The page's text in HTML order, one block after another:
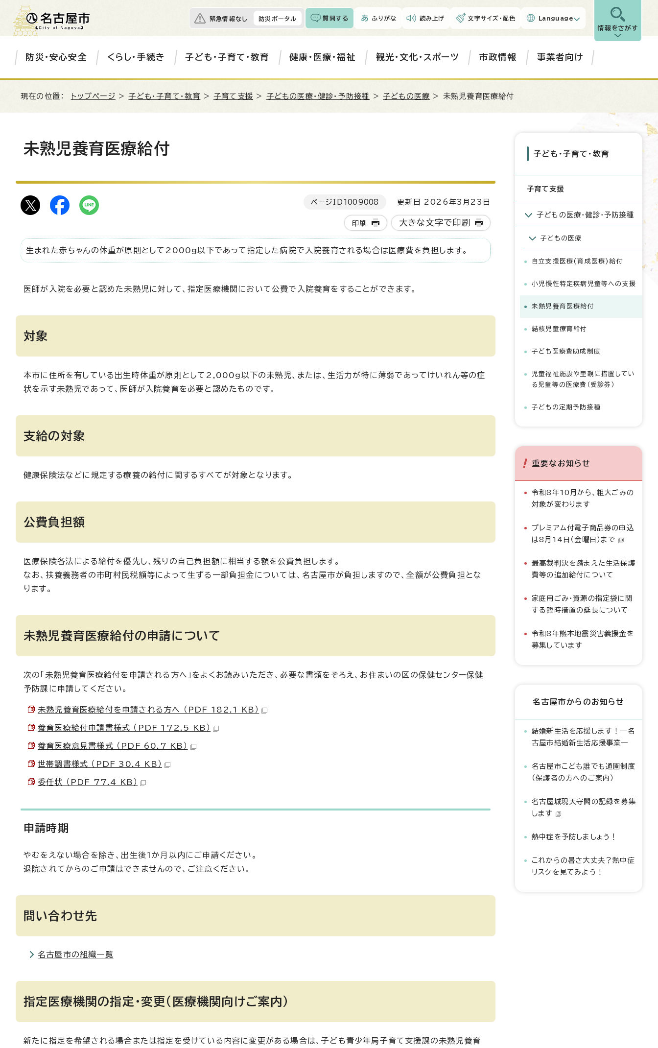
緊急情報なし 防災ポータル 質問する ふりがな 読み上げ 文字サイズ・配色 Language
情報をさがす
防災・安心安全 くらし・手続き 子ども・子育て・教育 健康・医療・福祉 観光・文化・スポーツ 市政情報 事業者向け
現在の位置： トップページ >子ども・子育て・教育 >子育て支援 > 子どもの医療・健診・予防接種 >子どもの医療 > 未熟児養育医療給付
未熟児養育医療給付
ページID 1009008 更新日 2026年3月23日
印刷 大きな文字で印刷
生まれた赤ちゃんの体重が原則として2000g以下であって指定した病院で入院養育される場合は医療費を負担します。
医師が入院を必要と認めた未熟児に対して、指定医療機関において公費で入院養育をすることができます。
対象
本市に住所を有している出生時体重が原則として2,000g以下の未熟児、または、生活力が特に薄弱であってけいれん等の症
状を示す未熟児であって、医師が入院養育を必要と認めたものです。
支給の対象
健康保険法などに規定する療養の給付に関するすべてが対象となります。
公費負担額
医療保険各法による給付を優先し、残りの自己負担額に相当する額を公費負担します。
なお、扶養義務者の市町村民税額等によって生ずる一部負担金については、名古屋市が負担しますので、全額が公費負担とな
ります。
未熟児養育医療給付の申請について
次の「未熟児養育医療給付を申請される方へ」をよくお読みいただき、必要な書類をそろえ、お住まいの区の保健センター保健
予防課に申請してください。
未熟児養育医療給付を申請される方へ （PDF 182.1 KB）
養育医療給付申請書様式 （PDF 172.5 KB）
養育医療意見書様式 （PDF 60.7 KB）
世帯調書様式 （PDF 30.4 KB）
委任状 （PDF 77.4 KB）
申請時期
やむをえない場合を除き、出生後1か月以内にご申請ください。
退院されてからのご申請はできませんので、ご注意ください。
問い合わせ先
名古屋市の組織一覧
指定医療機関の指定・変更（医療機関向けご案内）
新たに指定を希望される場合または指定を受けている内容に変更がある場合は、子ども青少年局子育て支援課の未熟児養育
子ども・子育て・教育
子育て支援
子どもの医療・健診・予防接種
子どもの医療
自立支援医療(育成医療)給付
小児慢性特定疾病児童等への支援
未熟児養育医療給付
結核児童療育給付
子ども医療費助成制度
児童福祉施設や里親に措置してい
る児童等の医療費（受診券）
子どもの定期予防接種
重要なお知らせ
令和8年10月から、粗大ごみの
対象が変わります
プレミアム付電子商品券の申込
は8月14日（金曜日）まで
最高裁判決を踏まえた生活保護
費等の追加給付について
家庭用ごみ・資源の指定袋に関
する臨時措置の延長について
令和8年熊本地震災害義援金を
募集しています
名古屋市からのお知らせ
結婚新生活を応援します！―名
古屋市結婚新生活応援事業―
名古屋市こども誰でも通園制度
（保護者の方へのご案内）
名古屋城現天守閣の記録を募集
します
熱中症を予防しましょう！
これからの暑さ大丈夫？熱中症
リスクを見てみよう！